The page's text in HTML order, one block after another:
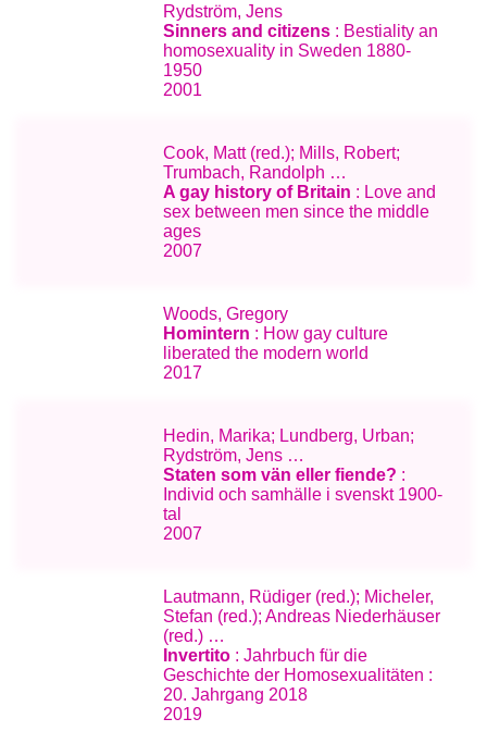
Rydström, Jens
Sinners and citizens : Bestiality an
homosexuality in Sweden 1880-
1950
2001
Cook, Matt (red.); Mills, Robert;
Trumbach, Randolph …
A gay history of Britain : Love and
sex between men since the middle
ages
2007
Woods, Gregory
Homintern : How gay culture
liberated the modern world
2017
Hedin, Marika; Lundberg, Urban;
Rydström, Jens …
Staten som vän eller fiende? :
Individ och samhälle i svenskt 1900-
tal
2007
Lautmann, Rüdiger (red.); Micheler,
Stefan (red.); Andreas Niederhäuser
(red.) …
Invertito : Jahrbuch für die
Geschichte der Homosexualitäten :
20. Jahrgang 2018
2019